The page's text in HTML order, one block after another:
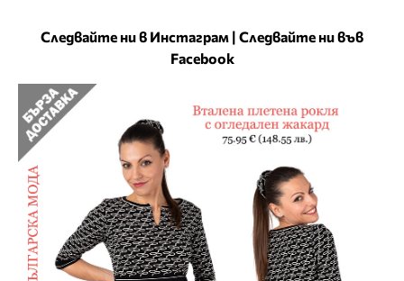
Следвайте ни в Инстаграм | Следвайте ни във
Facebook